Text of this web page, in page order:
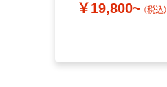
￥19,800~ （税込）